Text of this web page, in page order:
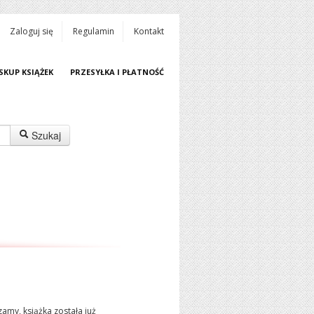
Zaloguj się Regulamin Kontakt
KSIĄŻEK PRZESYŁKA I PŁATNOŚĆ
Szukaj
książka została już